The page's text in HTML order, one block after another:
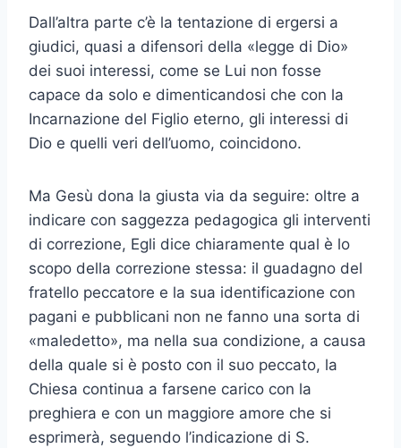
Dall’altra parte c’è la tentazione di ergersi a
giudici, quasi a difensori della «legge di Dio»
dei suoi interessi, come se Lui non fosse
capace da solo e dimenticandosi che con la
Incarnazione del Figlio eterno, gli interessi di
Dio e quelli veri dell’uomo, coincidono.
Ma Gesù dona la giusta via da seguire: oltre a
indicare con saggezza pedagogica gli interventi
di correzione, Egli dice chiaramente qual è lo
scopo della correzione stessa: il guadagno del
fratello peccatore e la sua identificazione con
pagani e pubblicani non ne fanno una sorta di
«maledetto», ma nella sua condizione, a causa
della quale si è posto con il suo peccato, la
Chiesa continua a farsene carico con la
preghiera e con un maggiore amore che si
esprimerà, seguendo l’indicazione di S.